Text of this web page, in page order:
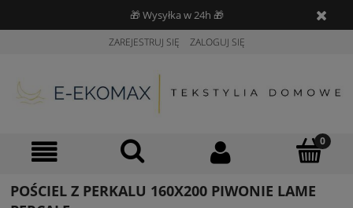
🎁 Wysyłka w 24h 🎁
ZAREJESTRUJ SIĘ ZALOGUJ SIĘ
POŚCIEL Z PERKALU 160X200 PIWONIE LAME